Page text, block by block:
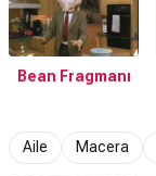
Bean Fragmanı
Aile Macera